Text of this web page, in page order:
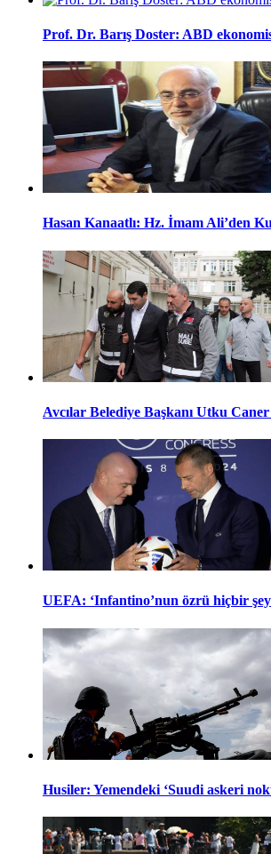
Prof. Dr. Barış Doster: ABD
Hasan Kanaatlı: Hz. İmam Ali’den
Avcılar Belediye Başkanı Utku
UEFA: ‘Infantino’nun özrü hiçbir
Husiler: Yemendeki ‘Suudi askeri